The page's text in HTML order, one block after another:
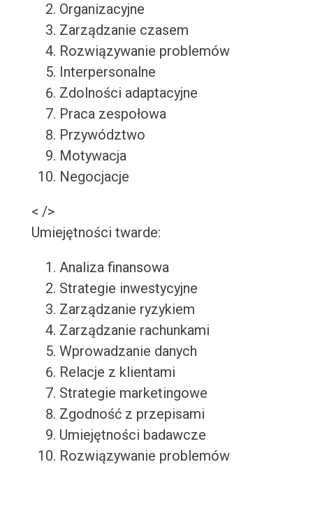
Organizacyjne
Zarządzanie czasem
Rozwiązywanie problemów
Interpersonalne
Zdolności adaptacyjne
Praca zespołowa
Przywództwo
Motywacja
Negocjacje
< />
Umiejętności twarde:
Analiza finansowa
Strategie inwestycyjne
Zarządzanie ryzykiem
Zarządzanie rachunkami
Wprowadzanie danych
Relacje z klientami
Strategie marketingowe
Zgodność z przepisami
Umiejętności badawcze
Rozwiązywanie problemów